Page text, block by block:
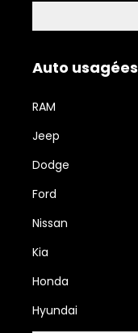
Auto usagées
RAM
Jeep
Dodge
Ford
Nissan
Kia
Honda
Hyundai